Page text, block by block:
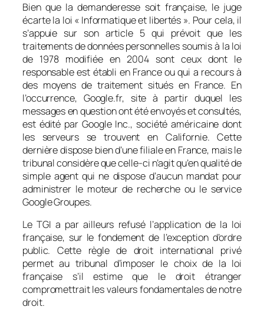
Bien que la demanderesse soit française, le juge
écarte la loi « Informatique et libertés ». Pour cela, il
s’appuie sur son article 5 qui prévoit que les
traitements de données personnelles soumis à la loi
de 1978 modifiée en 2004 sont ceux dont le
responsable est établi en France ou qui a recours à
des moyens de traitement situés en France. En
l’occurrence, Google.fr, site à partir duquel les
messages en question ont été envoyés et consultés,
est édité par Google Inc., société américaine dont
les serveurs se trouvent en Californie. Cette
dernière dispose bien d’une filiale en France, mais le
tribunal considère que celle-ci n’agit qu’en qualité de
simple agent qui ne dispose d’aucun mandat pour
administrer le moteur de recherche ou le service
Google Groupes.
Le TGI a par ailleurs refusé l’application de la loi
française, sur le fondement de l’exception d’ordre
public. Cette règle de droit international privé
permet au tribunal d’imposer le choix de la loi
française s’il estime que le droit étranger
compromettrait les valeurs fondamentales de notre
droit.